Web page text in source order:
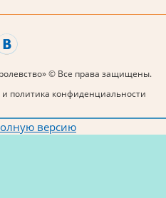
© Все права защищены.
политика конфиденциальности
версию